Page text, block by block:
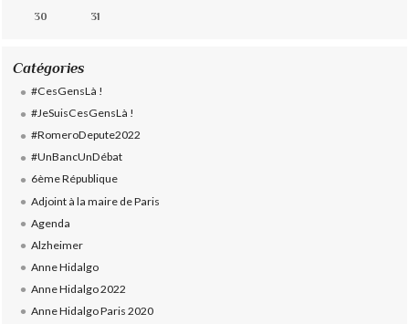
30
31
Catégories
#CesGensLà !
#JeSuisCesGensLà !
#RomeroDepute2022
#UnBancUnDébat
6ème République
Adjoint à la maire de Paris
Agenda
Alzheimer
Anne Hidalgo
Anne Hidalgo 2022
Anne Hidalgo Paris 2020